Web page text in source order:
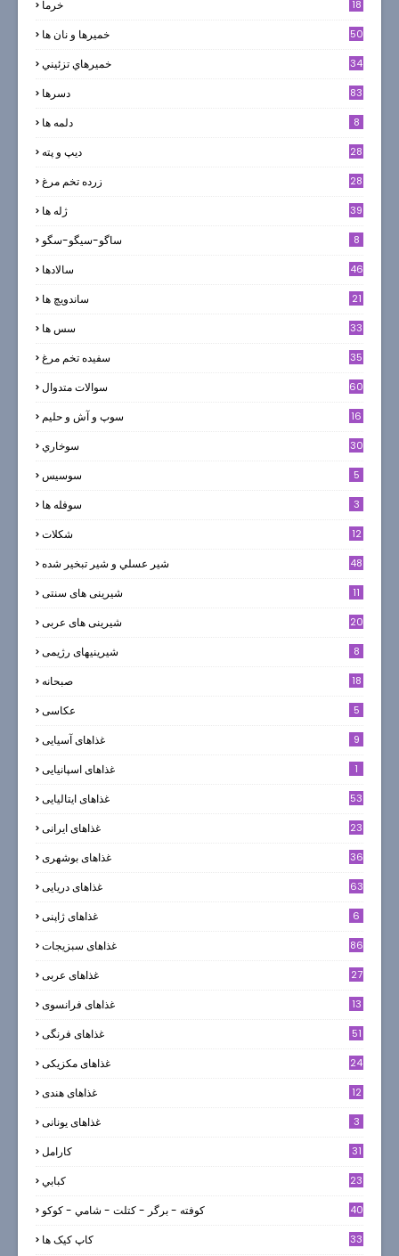
خرما 18
خميرها و نان ها 50
خميرهاي تزئيني 34
دسرها 83
دلمه ها 8
ديپ و پته 28
زرده تخم مرغ 28
ژله ها 39
ساگو-سیگو-سگو 8
سالادها 46
ساندویچ ها 21
سس ها 33
سفيده تخم مرغ 35
سوالات متدوال 60
سوپ و آش و حليم 16
سوخاري 30
سوسيس 5
سوفله ها 3
شکلات
12
شير عسلي و شير تبخير شده 48
شیرینی های سنتی 11
شیرینی های عربی 20
شیرینیهای رژیمی 8
صبحانه 18
عکاسی 5
غذاهای آسیایی 9
غذاهای اسپانیایی 1
غذاهای ایتالیایی 53
غذاهای ایرانی 23
غذاهای بوشهری 36
غذاهای دریایی 63
غذاهای ژاپنی 6
غذاهای سبزیجات 86
غذاهای عربی 27
غذاهای فرانسوی 13
غذاهای فرنگی 51
غذاهای مکزیکی 24
غذاهای هندی 12
غذاهای یونانی 3
كارامل 31
كبابي 23
كوفته - برگر - كتلت - شامي - كوكو 40
کاپ کیک ها 33